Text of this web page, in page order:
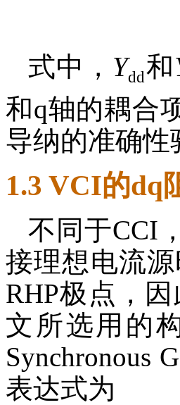
式中， Ydd和
和q轴的耦合
导纳的准确性
1.3 VCI的dq
不同于CCI
接理想电流
RHP极点，
文所选用的
Synchronous
表达式为